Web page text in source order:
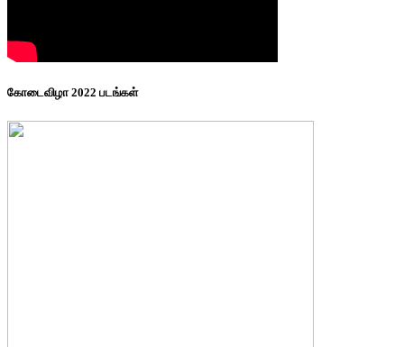
கோடைவிழா 2022 படங்கள்